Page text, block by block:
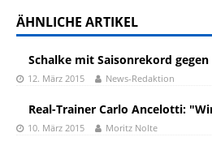
ÄHNLICHE ARTIKEL
Schalke mit Saisonrekord gegen
12. März 2015 News-Redaktion
Real-Trainer Carlo Ancelotti:
10. März 2015 Moritz Nolte